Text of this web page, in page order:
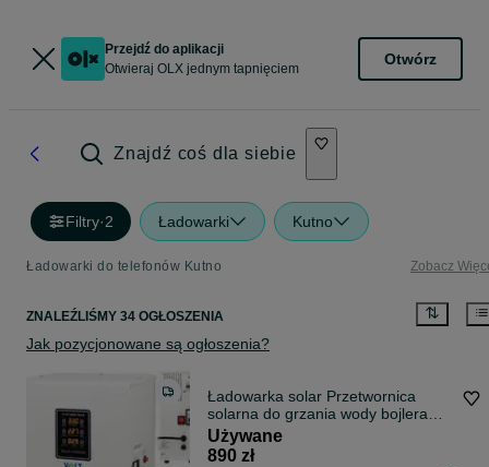
Przejdź do aplikacji
Otwieraj OLX jednym tapnięciem
Otwórz
Znajdź coś dla siebie
Filtry·2 Ładowarki Kutno
Ładowarki do telefonów Kutno Zobacz
ZNALEŹLIŚMY 34 OGŁOSZENIA
Jak pozycjonowane są ogłoszenia?
Ładowarka solar Przetwornica
solarna do grzania wody bojlera
grzałka SINUS BYPASS MPPT
4000
Używane
890 zł